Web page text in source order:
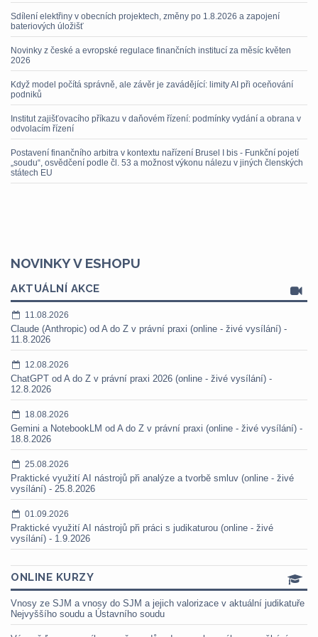
Sdílení elektřiny v obecních projektech, změny po 1.8.2026 a zapojení
bateriových úložišť
Novinky z české a evropské regulace finančních institucí za měsíc květen
2026
Když model počítá správně, ale závěr je zavádějící: limity AI při oceňování
podniků
Institut zajišťovacího příkazu v daňovém řízení: podmínky vydání a obrana v
odvolacím řízení
Postavení finančního arbitra v kontextu nařízení Brusel I bis - Funkční pojetí
„soudu“, osvědčení podle čl. 53 a možnost výkonu nálezu v jiných členských
státech EU
NOVINKY V ESHOPU
AKTUÁLNÍ AKCE
11.08.2026
Claude (Anthropic) od A do Z v právní praxi (online - živé vysílání) -
11.8.2026
12.08.2026
ChatGPT od A do Z v právní praxi 2026 (online - živé vysílání) -
12.8.2026
18.08.2026
Gemini a NotebookLM od A do Z v právní praxi (online - živé vysílání) -
18.8.2026
25.08.2026
Praktické využití AI nástrojů při analýze a tvorbě smluv (online - živé
vysílání) - 25.8.2026
01.09.2026
Praktické využití AI nástrojů při práci s judikaturou (online - živé
vysílání) - 1.9.2026
ONLINE KURZY
Vnosy ze SJM a vnosy do SJM a jejich valorizace v aktuální judikatuře
Nejvyššího soudu a Ústavního soudu